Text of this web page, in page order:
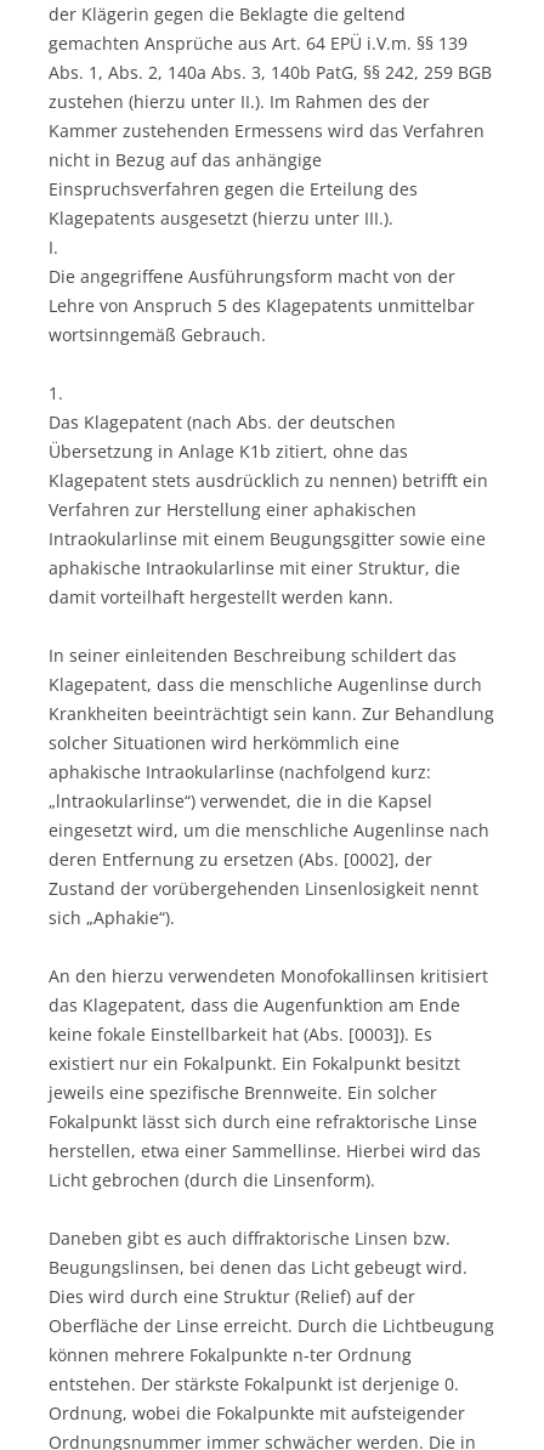
der Klägerin gegen die Beklagte die geltend
gemachten Ansprüche aus Art. 64 EPÜ i.V.m. §§ 139
Abs. 1, Abs. 2, 140a Abs. 3, 140b PatG, §§ 242, 259 BGB
zustehen (hierzu unter II.). Im Rahmen des der
Kammer zustehenden Ermessens wird das Verfahren
nicht in Bezug auf das anhängige
Einspruchsverfahren gegen die Erteilung des
Klagepatents ausgesetzt (hierzu unter III.).
I.
Die angegriffene Ausführungsform macht von der
Lehre von Anspruch 5 des Klagepatents unmittelbar
wortsinngemäß Gebrauch.
1.
Das Klagepatent (nach Abs. der deutschen
Übersetzung in Anlage K1b zitiert, ohne das
Klagepatent stets ausdrücklich zu nennen) betrifft ein
Verfahren zur Herstellung einer aphakischen
Intraokularlinse mit einem Beugungsgitter sowie eine
aphakische Intraokularlinse mit einer Struktur, die
damit vorteilhaft hergestellt werden kann.
In seiner einleitenden Beschreibung schildert das
Klagepatent, dass die menschliche Augenlinse durch
Krankheiten beeinträchtigt sein kann. Zur Behandlung
solcher Situationen wird herkömmlich eine
aphakische Intraokularlinse (nachfolgend kurz:
„lntraokularlinse“) verwendet, die in die Kapsel
eingesetzt wird, um die menschliche Augenlinse nach
deren Entfernung zu ersetzen (Abs. [0002], der
Zustand der vorübergehenden Linsenlosigkeit nennt
sich „Aphakie“).
An den hierzu verwendeten Monofokallinsen kritisiert
das Klagepatent, dass die Augenfunktion am Ende
keine fokale Einstellbarkeit hat (Abs. [0003]). Es
existiert nur ein Fokalpunkt. Ein Fokalpunkt besitzt
jeweils eine spezifische Brennweite. Ein solcher
Fokalpunkt lässt sich durch eine refraktorische Linse
herstellen, etwa einer Sammellinse. Hierbei wird das
Licht gebrochen (durch die Linsenform).
Daneben gibt es auch diffraktorische Linsen bzw.
Beugungslinsen, bei denen das Licht gebeugt wird.
Dies wird durch eine Struktur (Relief) auf der
Oberfläche der Linse erreicht. Durch die Lichtbeugung
können mehrere Fokalpunkte n-ter Ordnung
entstehen. Der stärkste Fokalpunkt ist derjenige 0.
Ordnung, wobei die Fokalpunkte mit aufsteigender
Ordnungsnummer immer schwächer werden. Die in